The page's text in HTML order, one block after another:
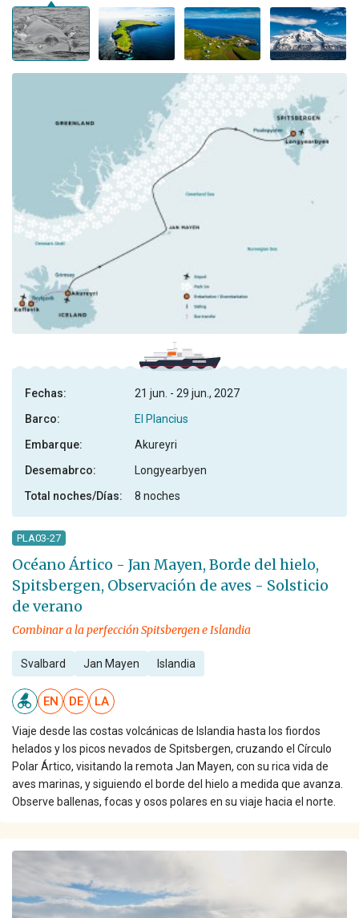
PLA03-27
Océano Ártico - Jan Mayen, Borde del hielo,
Spitsbergen, Observación de aves - Solsticio
de verano
Combinar a la perfección Spitsbergen e Islandia
Svalbard Jan Mayen Islandia
EN DE LA
Viaje desde las costas volcánicas de Islandia hasta los fiordos
helados y los picos nevados de Spitsbergen, cruzando el Círculo
Polar Ártico, visitando la remota Jan Mayen, con su rica vida de
aves marinas, y siguiendo el borde del hielo a medida que avanza.
Observe ballenas, focas y osos polares en su viaje hacia el norte.
Fechas:
21 jun. - 29 jun., 2027
Barco:
El Plancius
Embarque:
Akureyri
Desemabrco:
Longyearbyen
Total noches/Días:
8 noches